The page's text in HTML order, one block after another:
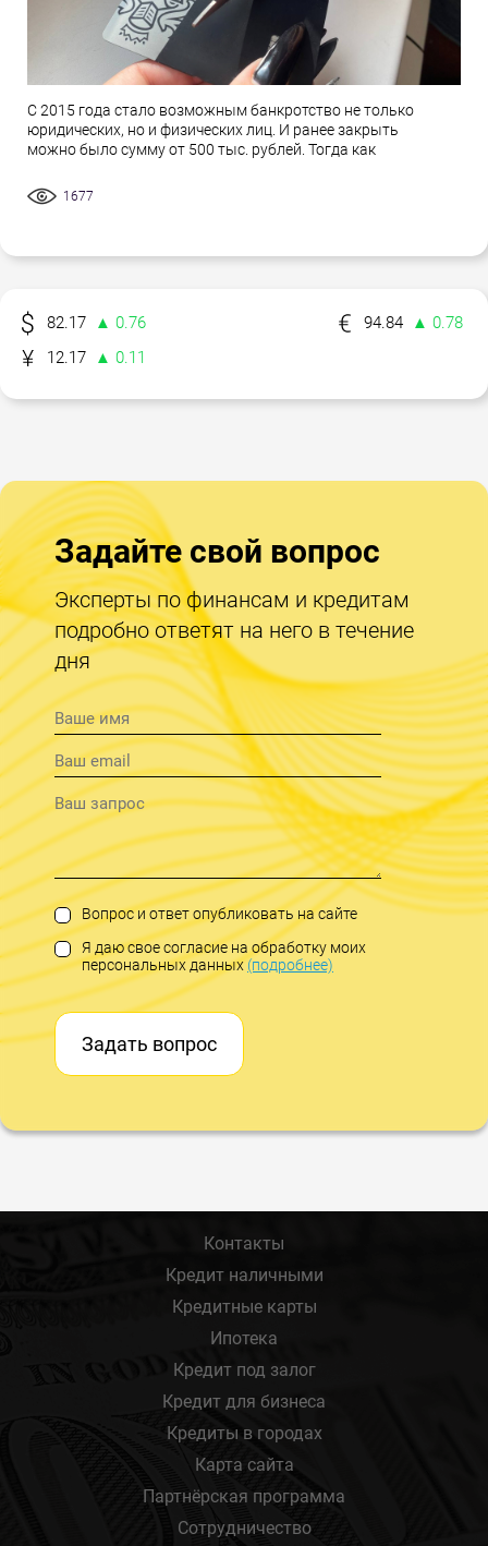
С 2015 года стало возможным банкротство не только
юридических, но и физических лиц. И ранее закрыть
можно было сумму от 500 тыс. рублей. Тогда как
1677
82.17 ▲ 0.76 94.84
▲ 0.78
12.17
▲ 0.11
Задайте свой вопрос
Эксперты по финансам и кредитам
подробно ответят на него в течение
дня
Вопрос и ответ опубликовать на сайте
Я даю свое согласие на обработку моих
персональных данных(подробнее)
Задать вопрос
Контакты
Кредит наличными
Кредитные карты
Ипотека
Кредит под залог
Кредит для бизнеса
Кредиты в городах
Карта сайта
Партнёрская программа
Сотрудничество